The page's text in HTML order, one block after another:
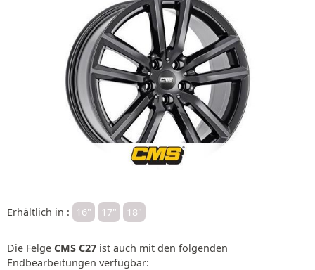
Erhältlich in : 16" 17" 18"
Die Felge CMS C27 ist auch mit den folgenden
Endbearbeitungen verfügbar: